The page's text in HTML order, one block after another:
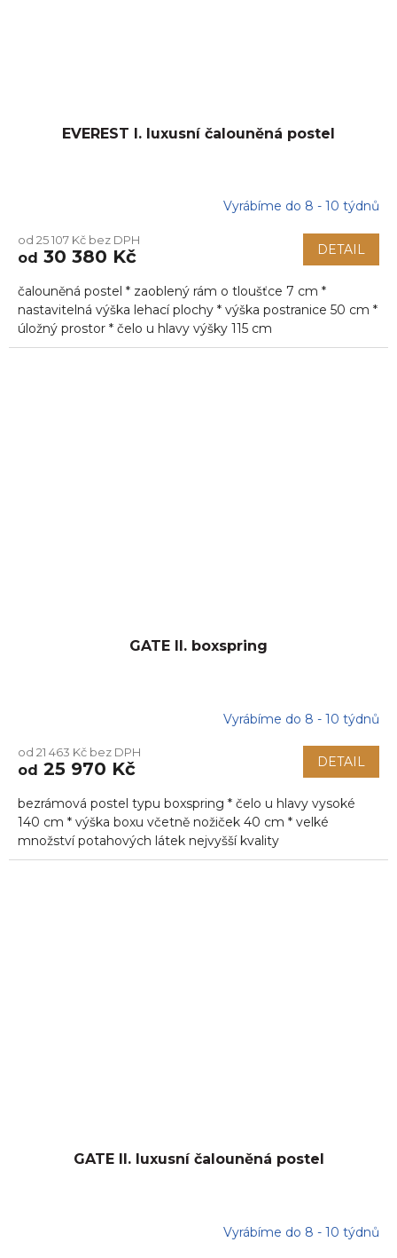
EVEREST I. luxusní čalouněná postel
Vyrábíme do 8 - 10 týdnů
od 25 107 Kč bez DPH
od 30 380 Kč DETAIL
čalouněná postel * zaoblený rám o tloušťce 7 cm *
nastavitelná výška lehací plochy * výška postranice 50 cm *
úložný prostor * čelo u hlavy výšky 115 cm
GATE II. boxspring
Vyrábíme do 8 - 10 týdnů
od 21 463 Kč bez DPH
od 25 970 Kč DETAIL
bezrámová postel typu boxspring * čelo u hlavy vysoké
140 cm * výška boxu včetně nožiček 40 cm * velké
množství potahových látek nejvyšší kvality
GATE II. luxusní čalouněná postel
Vyrábíme do 8 - 10 týdnů